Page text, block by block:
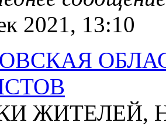
2021, 13:10
ЖИТЕЛЕЙ,